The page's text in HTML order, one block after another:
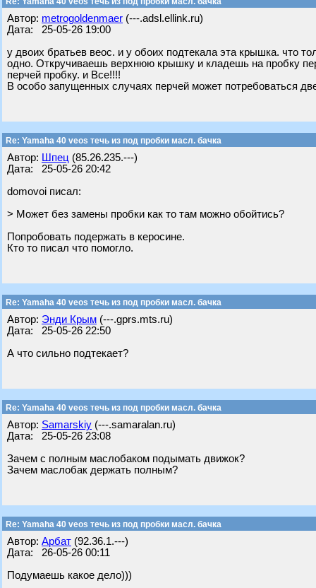
Автор: metrogoldenmaer (---.adsl.ellink.ru)
Дата: 25-05-26 19:00
у двоих братьев веос. и у обоих подтекала эта крышка. что
одно. Откручиваешь верхнюю крышку и кладешь на пробку
перчей пробку. и Все!!!!
В особо запущенных случаях перчей может потребоваться
Re: Yamaha 40 veos течь из под пробки масл. бачка
Автор: Шпец (85.26.235.---)
Дата: 25-05-26 20:42
domovoi писал:
> Может без замены пробки как то там можно обойтись?
Попробовать подержать в керосине.
Кто то писал что помогло.
Re: Yamaha 40 veos течь из под пробки масл. бачка
Автор: Энди Крым (---.gprs.mts.ru)
Дата: 25-05-26 22:50
А что сильно подтекает?
Re: Yamaha 40 veos течь из под пробки масл. бачка
Автор: Samarskiy (---.samaralan.ru)
Дата: 25-05-26 23:08
Зачем с полным маслобаком подымать движок?
Зачем маслобак держать полным?
Re: Yamaha 40 veos течь из под пробки масл. бачка
Автор: Арбат (92.36.1.---)
Дата: 26-05-26 00:11
Подумаешь какое дело)))